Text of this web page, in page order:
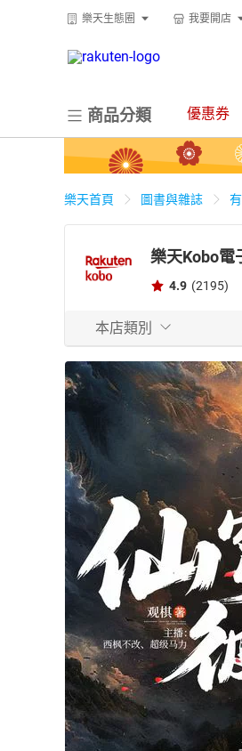
樂天生態圈 我要開店
商品分類 優惠券
樂天首頁 圖書與雜誌
樂天Kobo電
4.9 (2195)
本店類別